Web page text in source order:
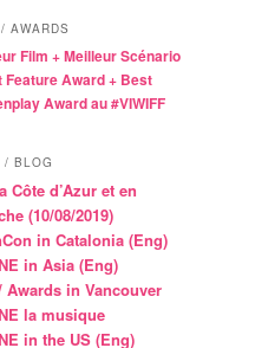
AWARDS
Film + Meilleur Scénario
Feature Award + Best
Award au #VIWIFF
/ BLOG
Côte d’Azur et en
(10/08/2019)
in Catalonia (Eng)
in Asia (Eng)
Awards in Vancouver
la musique
in the US (Eng)